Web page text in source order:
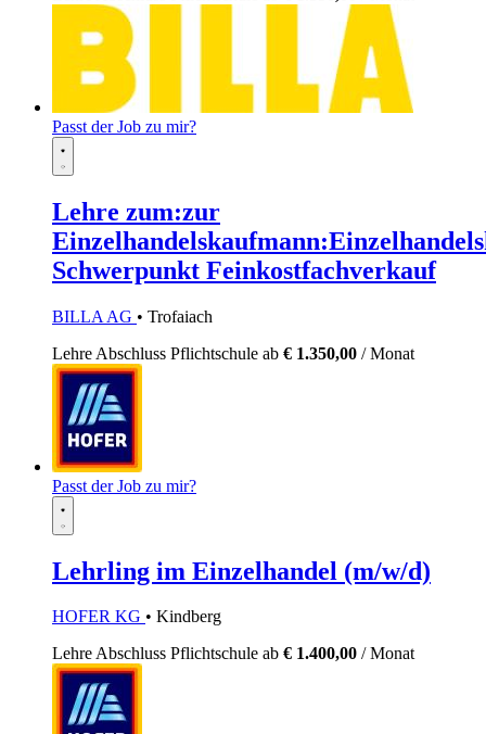
Passt der Job zu mir?
Lehre zum:zur
Schwerpunkt Feinkostfachverkauf
BILLA AG • Trofaiach
Lehre Abschluss Pflichtschule ab € 1.350,00 / Monat
Passt der Job zu mir?
Lehrling im Einzelhandel (m/w/d)
HOFER KG • Kindberg
LehreAbschluss Pflichtschule ab € 1.400,00 / Monat